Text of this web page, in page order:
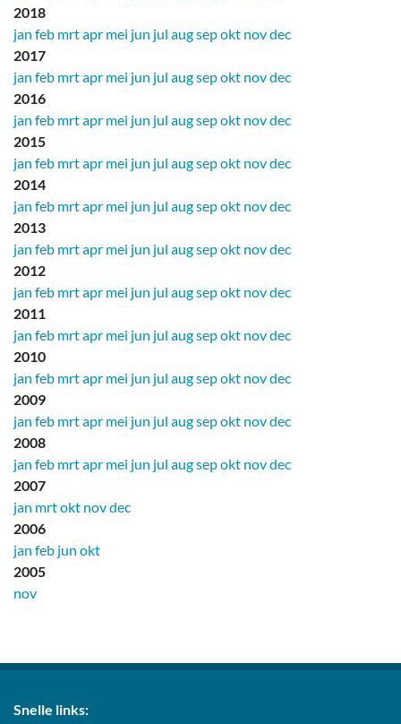
2018
jan feb mrtapr mei jun jul augsepokt novdec
2017
jan feb mrtapr mei jun jul augsepokt novdec
2016
jan feb mrtapr mei jun jul augsepokt novdec
2015
jan feb mrtapr mei jun jul augsepokt novdec
2014
jan feb mrtapr mei jun jul augsepokt novdec
2013
jan feb mrtapr mei jun jul augsepokt novdec
2012
jan feb mrtapr mei jun jul augsepokt novdec
2011
jan feb mrtapr mei jun jul augsepokt novdec
2010
jan feb mrtapr mei jun jul augsepokt novdec
2009
jan feb mrtapr mei jun jul augsepokt novdec
2008
jan feb mrtapr mei jun jul augsepokt novdec
2007
jan mrtokt novdec
2006
jan feb jun okt
2005
nov
Snelle links: